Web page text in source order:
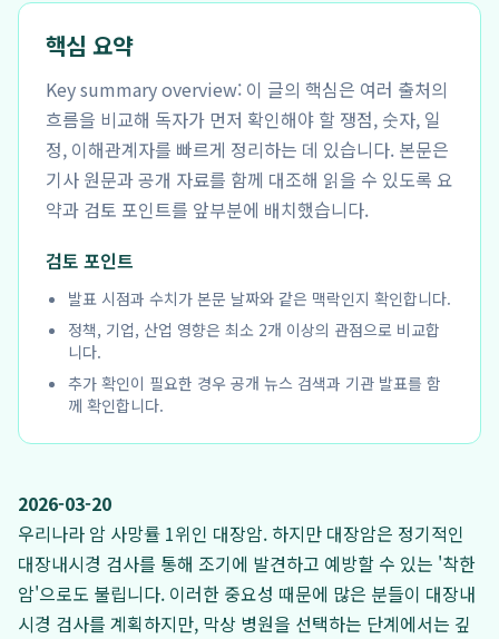
핵심 요약
Key summary overview: 이 글의 핵심은 여러 출처의
흐름을 비교해 독자가 먼저 확인해야 할 쟁점, 숫자, 일
정, 이해관계자를 빠르게 정리하는 데 있습니다. 본문은
기사 원문과 공개 자료를 함께 대조해 읽을 수 있도록 요
약과 검토 포인트를 앞부분에 배치했습니다.
검토 포인트
발표 시점과 수치가 본문 날짜와 같은 맥락인지 확인합니다.
정책, 기업, 산업 영향은 최소 2개 이상의 관점으로 비교합
니다.
추가 확인이 필요한 경우 공개 뉴스 검색과 기관 발표를 함
께 확인합니다.
2026-03-20
우리나라 암 사망률 1위인 대장암. 하지만 대장암은 정기적인
대장내시경 검사를 통해 조기에 발견하고 예방할 수 있는 '착한
암'으로도 불립니다. 이러한 중요성 때문에 많은 분들이 대장내
시경 검사를 계획하지만, 막상 병원을 선택하는 단계에서는 깊